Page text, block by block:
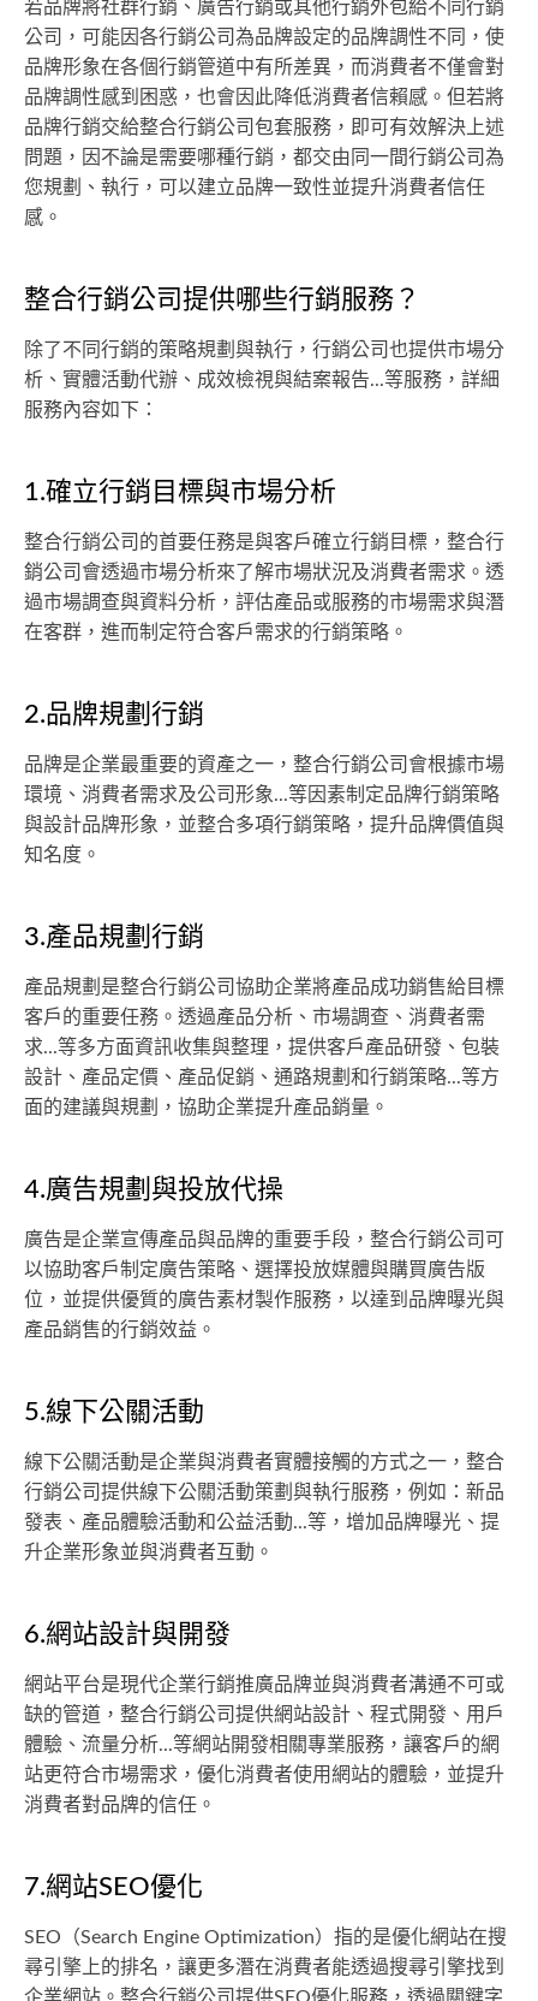
若品牌將社群行銷、廣告行銷或其他行銷外包給不同行銷
公司，可能因各行銷公司為品牌設定的品牌調性不同，使
品牌形象在各個行銷管道中有所差異，而消費者不僅會對
品牌調性感到困惑，也會因此降低消費者信賴感。但若將
品牌行銷交給整合行銷公司包套服務，即可有效解決上述
問題，因不論是需要哪種行銷，都交由同一間行銷公司為
您規劃、執行，可以建立品牌一致性並提升消費者信任
感。
整合行銷公司提供哪些行銷服務？
除了不同行銷的策略規劃與執行，行銷公司也提供市場分
析、實體活動代辦、成效檢視與結案報告...等服務，詳細
服務內容如下：
1.確立行銷目標與市場分析
整合行銷公司的首要任務是與客戶確立行銷目標，整合行
銷公司會透過市場分析來了解市場狀況及消費者需求。透
過市場調查與資料分析，評估產品或服務的市場需求與潛
在客群，進而制定符合客戶需求的行銷策略。
2.品牌規劃行銷
品牌是企業最重要的資產之一，整合行銷公司會根據市場
環境、消費者需求及公司形象...等因素制定品牌行銷策略
與設計品牌形象，並整合多項行銷策略，提升品牌價值與
知名度。
3.產品規劃行銷
產品規劃是整合行銷公司協助企業將產品成功銷售給目標
客戶的重要任務。透過產品分析、市場調查、消費者需
求...等多方面資訊收集與整理，提供客戶產品研發、包裝
設計、產品定價、產品促銷、通路規劃和行銷策略...等方
面的建議與規劃，協助企業提升產品銷量。
4.廣告規劃與投放代操
廣告是企業宣傳產品與品牌的重要手段，整合行銷公司可
以協助客戶制定廣告策略、選擇投放媒體與購買廣告版
位，並提供優質的廣告素材製作服務，以達到品牌曝光與
產品銷售的行銷效益。
5.線下公關活動
線下公關活動是企業與消費者實體接觸的方式之一，整合
行銷公司提供線下公關活動策劃與執行服務，例如：新品
發表、產品體驗活動和公益活動...等，增加品牌曝光、提
升企業形象並與消費者互動。
6.網站設計與開發
網站平台是現代企業行銷推廣品牌並與消費者溝通不可或
缺的管道，整合行銷公司提供網站設計、程式開發、用戶
體驗、流量分析...等網站開發相關專業服務，讓客戶的網
站更符合市場需求，優化消費者使用網站的體驗，並提升
消費者對品牌的信任。
7.網站SEO優化
SEO（Search Engine Optimization）指的是優化網站在搜
尋引擎上的排名，讓更多潛在消費者能透過搜尋引擎找到